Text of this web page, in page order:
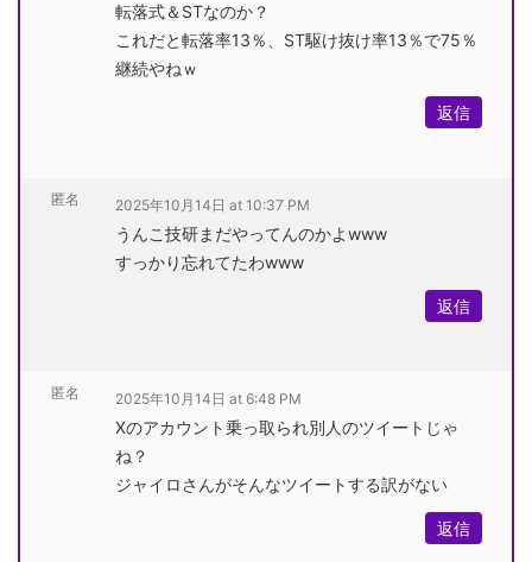
転落式＆STなのか？
これだと転落率13％、ST駆け抜け率13％で75％
継続やねｗ
返信
匿名 2025年10月14日 at 10:37 PM
うんこ技研まだやってんのかよwww
すっかり忘れてたわwww
返信
匿名 2025年10月14日 at 6:48 PM
Xのアカウント乗っ取られ別人のツイートじゃ
ね？
ジャイロさんがそんなツイートする訳がない
返信